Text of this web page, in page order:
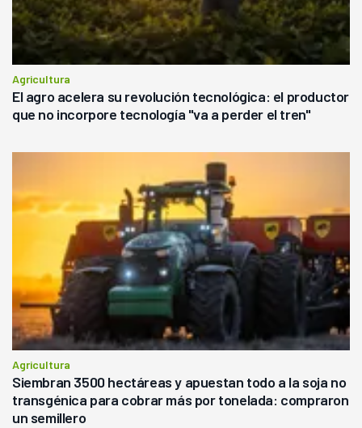
Agricultura
El agro acelera su revolución tecnológica: el productor
que no incorpore tecnología "va a perder el tren"
Agricultura
Siembran 3500 hectáreas y apuestan todo a la soja no
transgénica para cobrar más por tonelada: compraron
un semillero